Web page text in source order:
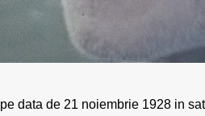
data de 21 noiembrie 1928 in